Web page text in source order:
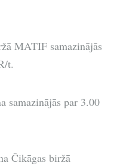
MATIF samazinājās
t.
samazinājās par 3.00
Čikāgas biržā